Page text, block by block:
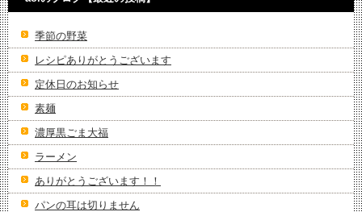
季節の野菜
レシピありがとうございます
定休日のお知らせ
素麺
濃厚黒ごま大福
ラーメン
ありがとうございます！！
パンの耳は切りません